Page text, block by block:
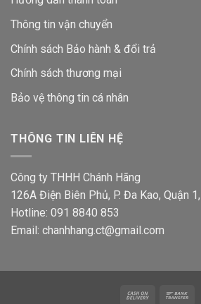
Thông tin vận chuyển
Chính sách Bảo hành & đổi trả
Chính sách thương mại
Bảo vệ thông tin cá nhân
THÔNG TIN LIÊN HỆ
Công ty THHH Chánh Hãng
126A Điện Biên Phủ, P. Đa Kao, Quận
Hotline: 091 8840 853
Email: chanhhang.ct@gmail.com
Cash